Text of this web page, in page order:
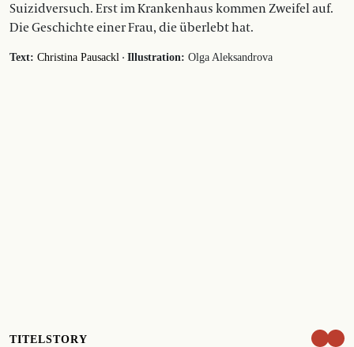
Suizidversuch. Erst im Krankenhaus kommen Zweifel auf.
Die Geschichte einer Frau, die überlebt hat.
Text: Christina Pausackl · Illustration: Olga Aleksandrova
TITELSTORY